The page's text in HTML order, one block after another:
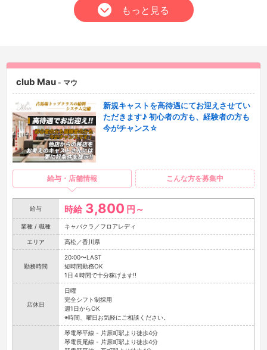
が、社会情勢を踏まえて期間を延長する場合があります。変更時は
改めて告知いたします。Club Mau スタッフ一同HP▶️https://club
-mau.site#香川 #高松 #キャバクラ #高松飲み屋 #キャバ嬢 #香川
もっと見る
club Mau - マウ
新規キャストを高待遇にてお迎えさせてい
ただきます♪ 初心者の方も、経験者の方も
今がチャンス☆
給与・店舗情報 こんな方を募集中
給与 時給 3,800 円～
業種 / 職種 キャバクラ／フロアレディ
エリア 高松／香川県
勤務時間
20:00〜LAST
短時間勤務OK
1日４時間で十分稼げます!!
店休日
日曜
完全シフト制採用
週1日からOK
※時間、曜日お気軽にご相談ください。
琴電琴平線 - 片原町駅より徒歩4分
琴電長尾線 - 片原町駅より徒歩4分